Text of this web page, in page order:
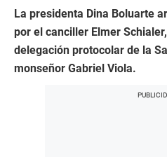
La presidenta Dina Boluarte
por el canciller Elmer
delegación protocolar de la
monseñor Gabriel Viola.